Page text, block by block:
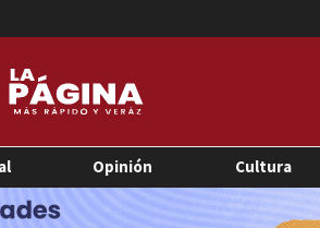
Opinión Cultura